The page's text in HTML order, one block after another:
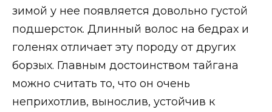
зимой у нее появляется довольно густой
подшерсток. Длинный волос на бедрах и
голенях отличает эту породу от других
борзых. Главным достоинством тайгана
можно считать то, что он очень
неприхотлив, вынослив, устойчив к